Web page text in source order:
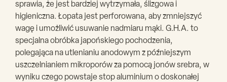
sprawia, że jest bardziej wytrzymała, ślizgowa i
higieniczna. Łopata jest perforowana, aby zmniejszyć
wagę i umożliwić usuwanie nadmiaru mąki. G.H.A. to
specjalna obróbka japońskiego pochodzenia,
polegająca na utlenianiu anodowym z późniejszym
uszczelnianiem mikroporów za pomocą jonów srebra, w
wyniku czego powstaje stop aluminium o doskonałej